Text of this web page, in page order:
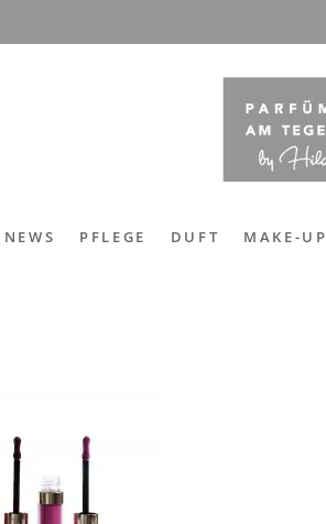
NEWS PFLEGE DUFT MAKE-UP